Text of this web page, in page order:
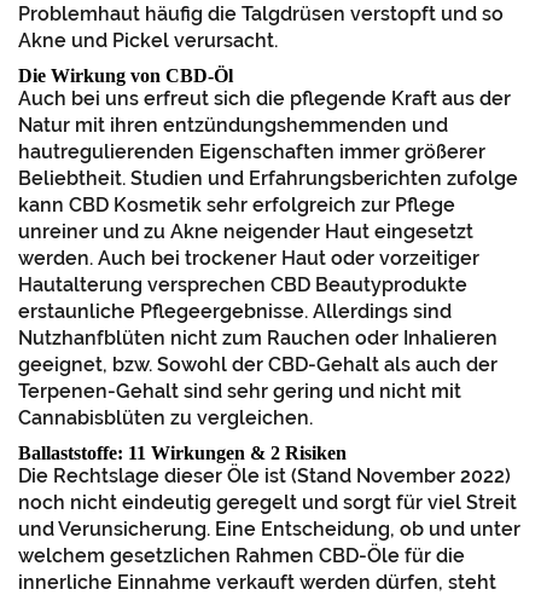
Problemhaut häufig die Talgdrüsen verstopft und so
Akne und Pickel verursacht.
Die Wirkung von CBD-Öl
Auch bei uns erfreut sich die pflegende Kraft aus der
Natur mit ihren entzündungshemmenden und
hautregulierenden Eigenschaften immer größerer
Beliebtheit. Studien und Erfahrungsberichten zufolge
kann CBD Kosmetik sehr erfolgreich zur Pflege
unreiner und zu Akne neigender Haut eingesetzt
werden. Auch bei trockener Haut oder vorzeitiger
Hautalterung versprechen CBD Beautyprodukte
erstaunliche Pflegeergebnisse. Allerdings sind
Nutzhanfblüten nicht zum Rauchen oder Inhalieren
geeignet, bzw. Sowohl der CBD-Gehalt als auch der
Terpenen-Gehalt sind sehr gering und nicht mit
Cannabisblüten zu vergleichen.
Ballaststoffe: 11 Wirkungen & 2 Risiken
Die Rechtslage dieser Öle ist (Stand November 2022)
noch nicht eindeutig geregelt und sorgt für viel Streit
und Verunsicherung. Eine Entscheidung, ob und unter
welchem gesetzlichen Rahmen CBD-Öle für die
innerliche Einnahme verkauft werden dürfen, steht